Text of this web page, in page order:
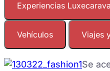
Experiencias
Vehículos Viajes
Se